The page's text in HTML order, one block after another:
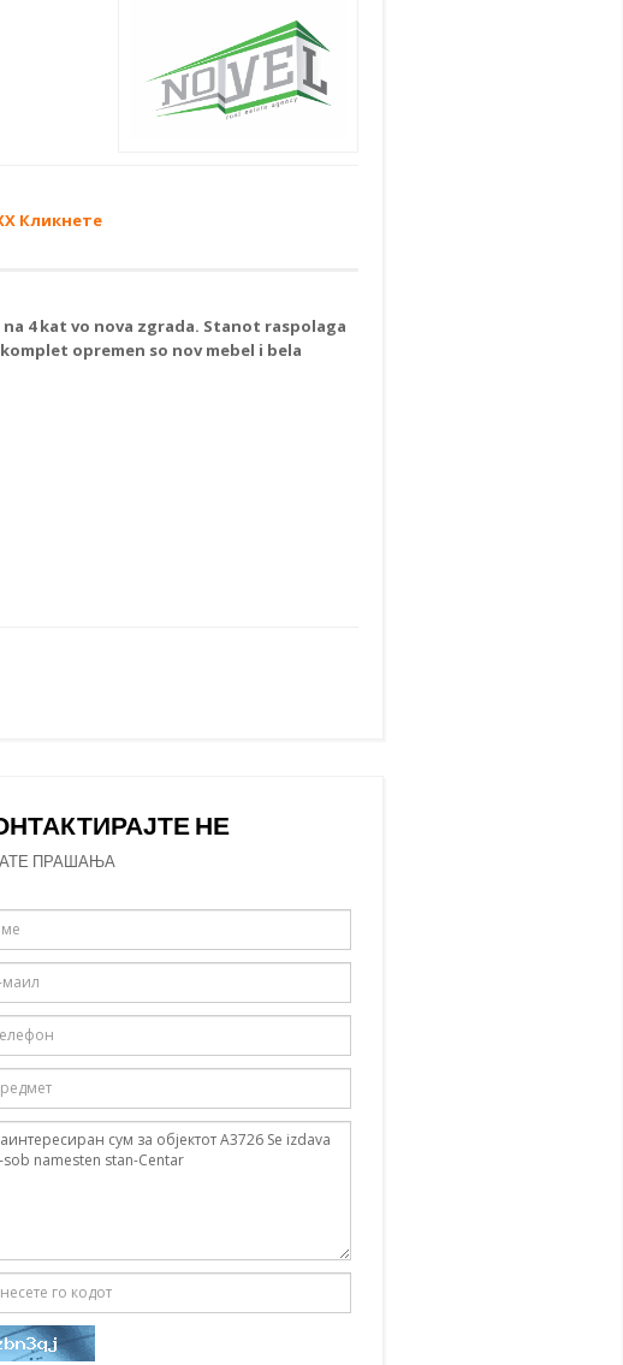
Кликнете
4 kat vo nova zgrada. Stanot raspolaga
opremen so nov mebel i bela
НЕ
ПРАШАЊА